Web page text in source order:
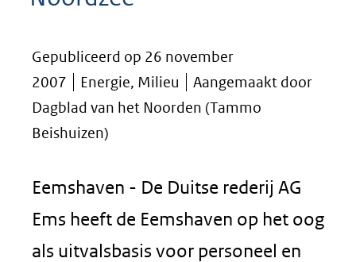
Gepubliceerd op 26 november
2007
Energie, Milieu
Aangemaakt door
Dagblad van het Noorden (Tammo
Beishuizen)
Eemshaven - De Duitse rederij AG
Ems heeft de Eemshaven op het oog
als uitvalsbasis voor personeel en